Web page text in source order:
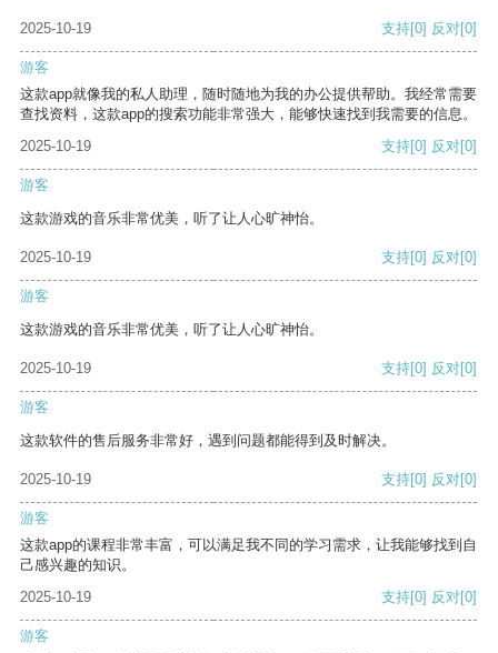
2025-10-19 支持[0] 反对[0]
游客
这款app就像我的私人助理，随时随地为我的办公提供帮助。我经常需要
查找资料，这款app的搜索功能非常强大，能够快速找到我需要的信息。
2025-10-19
支持[0] 反对[0]
游客
这款游戏的音乐非常优美，听了让人心旷神怡。
2025-10-19 支持[0] 反对[0]
游客
这款游戏的音乐非常优美，听了让人心旷神怡。
2025-10-19 支持[0] 反对[0]
游客
这款软件的售后服务非常好，遇到问题都能得到及时解决。
2025-10-19 支持[0] 反对[0]
游客
这款app的课程非常丰富，可以满足我不同的学习需求，让我能够找到自
己感兴趣的知识。
2025-10-19
支持[0] 反对[0]
游客